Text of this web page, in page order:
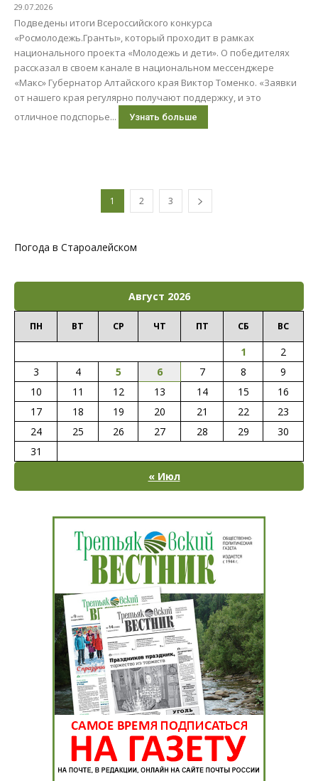
29.07.2026
Подведены итоги Всероссийского конкурса
«Росмолодежь.Гранты», который проходит в рамках
национального проекта «Молодежь и дети». О победителях
рассказал в своем канале в национальном мессенджере
«Макс» Губернатор Алтайского края Виктор Томенко. «Заявки
от нашего края регулярно получают поддержку, и это
отличное подспорье...
Узнать больше
1 2 3
Погода в Староалейском
Август 2026
ПН ВТ СР ЧТ ПТ СБ ВС
1
2
3
4 5 6 7 8
9
10
11 12 13 14 15
16
17
18 19 20 21 22
23
24
25 26 27 28 29
30
31
« Июл